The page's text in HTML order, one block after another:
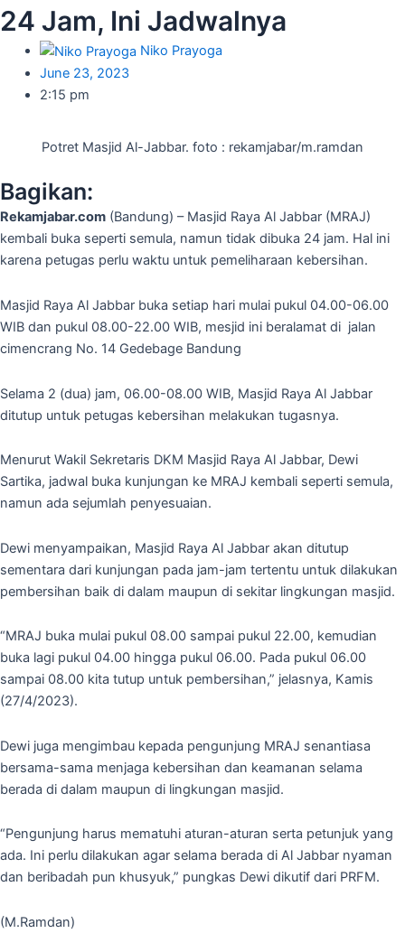
24 Jam, Ini Jadwalnya
Niko Prayoga
June 23, 2023
2:15 pm
Potret Masjid Al-Jabbar. foto : rekamjabar/m.ramdan
Bagikan:
Rekamjabar.com (Bandung) – Masjid Raya Al Jabbar (MRAJ)
kembali buka seperti semula, namun tidak dibuka 24 jam. Hal ini
karena petugas perlu waktu untuk pemeliharaan kebersihan.
Masjid Raya Al Jabbar buka setiap hari mulai pukul 04.00-06.00
WIB dan pukul 08.00-22.00 WIB, mesjid ini beralamat di jalan
cimencrang No. 14 Gedebage Bandung
Selama 2 (dua) jam, 06.00-08.00 WIB, Masjid Raya Al Jabbar
ditutup untuk petugas kebersihan melakukan tugasnya.
Menurut Wakil Sekretaris DKM Masjid Raya Al Jabbar, Dewi
Sartika, jadwal buka kunjungan ke MRAJ kembali seperti semula,
namun ada sejumlah penyesuaian.
Dewi menyampaikan, Masjid Raya Al Jabbar akan ditutup
sementara dari kunjungan pada jam-jam tertentu untuk dilakukan
pembersihan baik di dalam maupun di sekitar lingkungan masjid.
“MRAJ buka mulai pukul 08.00 sampai pukul 22.00, kemudian
buka lagi pukul 04.00 hingga pukul 06.00. Pada pukul 06.00
sampai 08.00 kita tutup untuk pembersihan,” jelasnya, Kamis
(27/4/2023).
Dewi juga mengimbau kepada pengunjung MRAJ senantiasa
bersama-sama menjaga kebersihan dan keamanan selama
berada di dalam maupun di lingkungan masjid.
“Pengunjung harus mematuhi aturan-aturan serta petunjuk yang
ada. Ini perlu dilakukan agar selama berada di Al Jabbar nyaman
dan beribadah pun khusyuk,” pungkas Dewi dikutif dari PRFM.
(M.Ramdan)